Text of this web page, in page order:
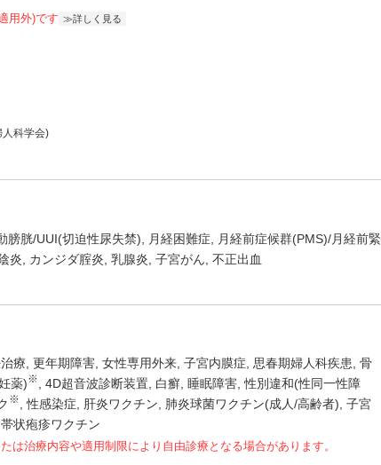
用外)です 詳しく見る
科学会)
膀胱/UUI(切迫性尿失禁) 月経困難症
月経前症候群(PMS)/月経前緊
炎 カンジダ腟炎 乳腺炎 子宮がん 不正出血
療 更年期障害 女性専用外来 子宮内膜症 思春期婦人科疾患 骨
薬)※ 4D超音波診断装置 白癬 睡眠障害 性別違和(性同一性障
※ 性感染症 肝炎ワクチン 肺炎球菌ワクチン(成人/高齢者) 子宮
帯状疱疹ワクチン
は治療内容や適用制限により自由診療となる場合があります。